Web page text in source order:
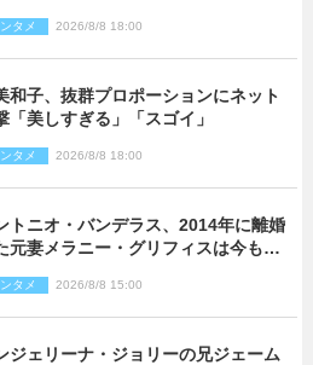
タメ 2026/8/8 18:00
和子、抜群プロポーションにネット
「美しすぎる」「スゴイ」
タメ 2026/8/8 18:00
トニオ・バンデラス、2014年に離婚
元妻メラニー・グリフィスは今も
タメ 2026/8/8 15:00
ジェリーナ・ジョリーの兄ジェーム